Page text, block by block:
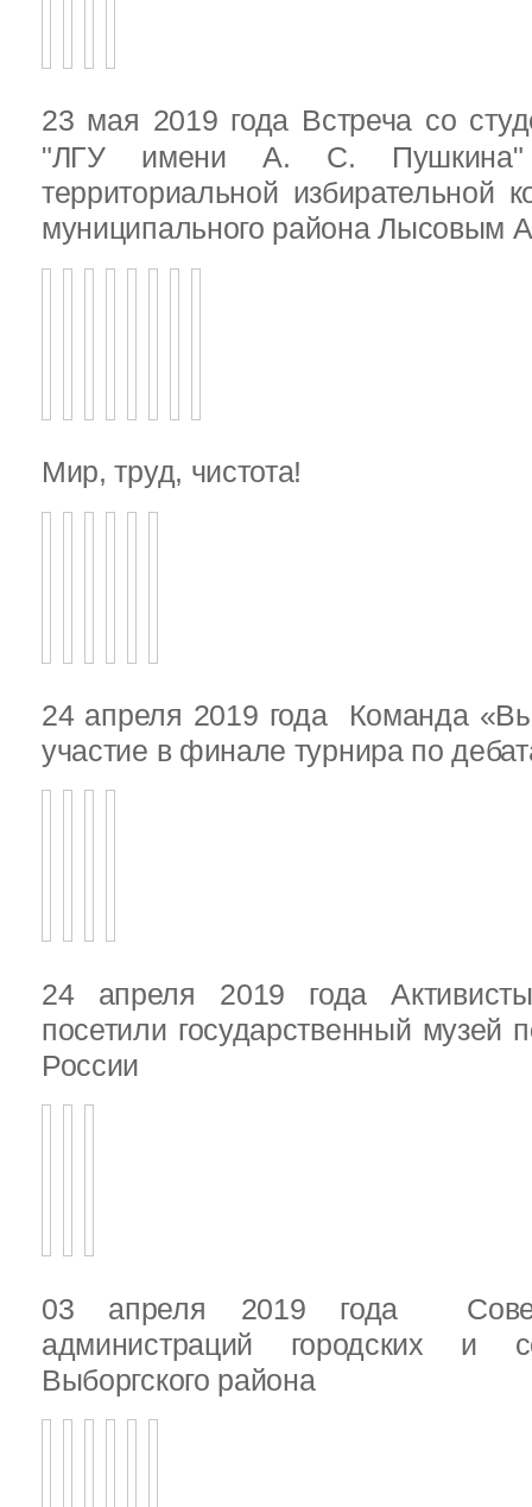
23 мая 2019 года Встреча со
"ЛГУ имени А. С. Пушкина"
территориальной избирательной
муниципального района Лысовым
Мир, труд, чистота!
24 апреля 2019 года Команда
участие в финале турнира по
24 апреля 2019 года
посетили государственный музей
России
03 апреля 2019 года
администраций городских и
Выборгского района